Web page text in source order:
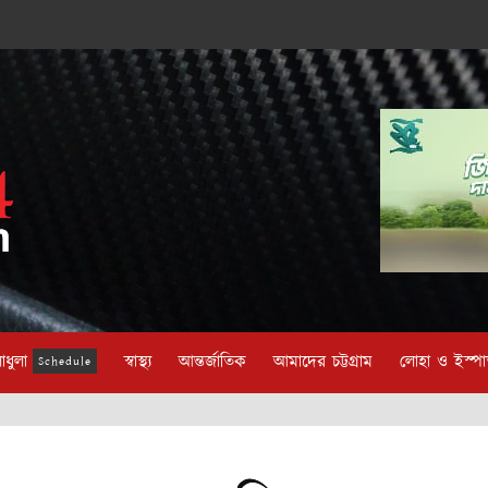
Schedule স্বাস্থ্য আন্তর্জাতিক আমাদের চট্টগ্রাম লোহা ও